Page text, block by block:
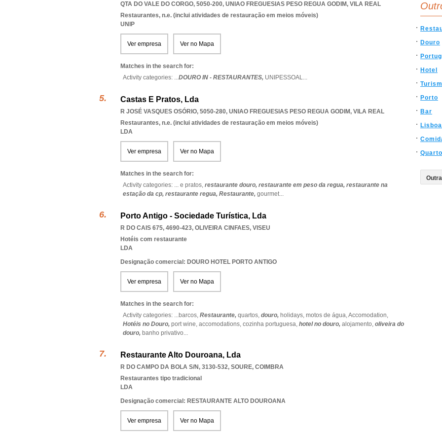
QTA DO VALE DO CORGO, 5050-200, UNIAO FREGUESIAS PESO REGUA GODIM, VILA REAL
Restaurantes, n.e. (inclui atividades de restauração em meios móveis)
UNIP
Ver empresa Ver no Mapa
Matches in the search for:
Activity categories: ...DOURO IN - RESTAURANTES, UNIPESSOAL...
Castas E Pratos, Lda
R JOSÉ VASQUES OSÓRIO, 5050-280, UNIAO FREGUESIAS PESO REGUA GODIM, VILA REAL
Restaurantes, n.e. (inclui atividades de restauração em meios móveis)
LDA
Ver empresa Ver no Mapa
Matches in the search for:
Activity categories: ... e pratos, restaurante douro, restaurante em peso da regua, restaurante na
estação da cp, restaurante regua, Restaurante, gourmet...
Porto Antigo - Sociedade Turística, Lda
R DO CAIS 675, 4690-423, OLIVEIRA CINFAES, VISEU
Hotéis com restaurante
LDA
Designação comercial: DOURO HOTEL PORTO ANTIGO
Ver empresa Ver no Mapa
Matches in the search for:
Activity categories: ...barcos, Restaurante, quartos, douro, holidays, motos de água,Accomodation,
Hotéis no Douro, port wine, accomodations, cozinha portuguesa, hotel no douro, alojamento, oliveira do
douro, banho privativo...
Restaurante Alto Douroana, Lda
R DO CAMPO DA BOLA S/N, 3130-532, SOURE, COIMBRA
Restaurantes tipo tradicional
LDA
Designação comercial: RESTAURANTE ALTO DOUROANA
Ver empresa Ver no Mapa
Douro
Hotel
Porto
Bar
Lisboa